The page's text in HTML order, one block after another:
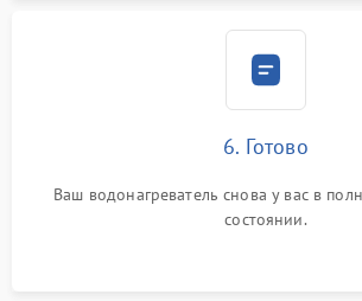
6. Готово
Ваш водонагреватель снова у вас в
состоянии.